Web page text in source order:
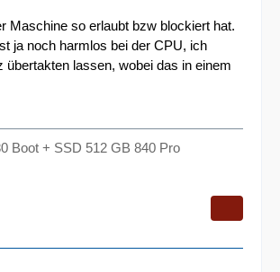
Maschine so erlaubt bzw blockiert hat.
ja noch harmlos bei der CPU, ich
lassen, wobei das in einem
Boot + SSD 512 GB 840 Pro